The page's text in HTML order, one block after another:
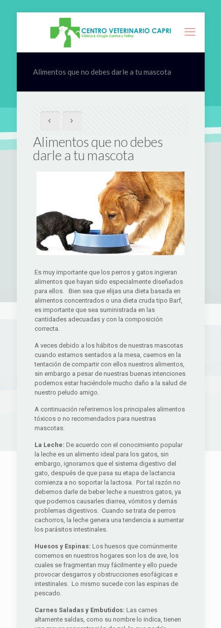
Alimentos que no debes darle a tu mascota
Alimentos que no debes
darle a tu mascota
Es muy importante que los perros y gatos ingieran
alimentos que hayan sido especialmente diseñados
para ellos. Bien sea que elijas una dieta basada en
alimentos concentrados o una dieta cruda tipo Barf,
es importante que sea suministrada en las
cantidades adecuadas y con la composición
correcta.
A veces debido a los hábitos de nuestras mascotas
cuando estamos sentados a la mesa, caemos en la
tentación de compartir con ellos nuestros alimentos,
sin embargo a pesar de nuestras buenas intenciones
podemos estar haciéndole mucho daño a la salud de
nuestro peludo amigo.
A continuación referiremos los principales alimentos
tóxicos o no recomendados para nuestras
mascotas:
La Leche: De acuerdo con el conocimiento popular
la leche es un alimento ideal para los gatos, sin
embargo, ignoramos que el sistema digestivo del
gato, después de que pasa su etapa de lactancia
comienza a no soportar la lactosa. Por tal razón no
debemos darle de beber leche a nuestros gatos, ya
que podemos causarles diarrea, vómitos y demás
problemas digestivos. Cuando se trata de perros
cachorros, la leche genera una tendencia a aumentar
los parásitos intestinales.
Huesos y Espinas: Los huesos que comúnmente
comemos en nuestros hogares son los de ave, los
cuales se fragmentan muy fácilmente y ello puede
provocar desgarros y obstrucciones esofágicas e
intestinales. Lo mismo sucede con las espinas de
pescado.
Carnes Saladas y Embutidos: Las carnes
altamente saldas, como su nombre lo indica, tienen